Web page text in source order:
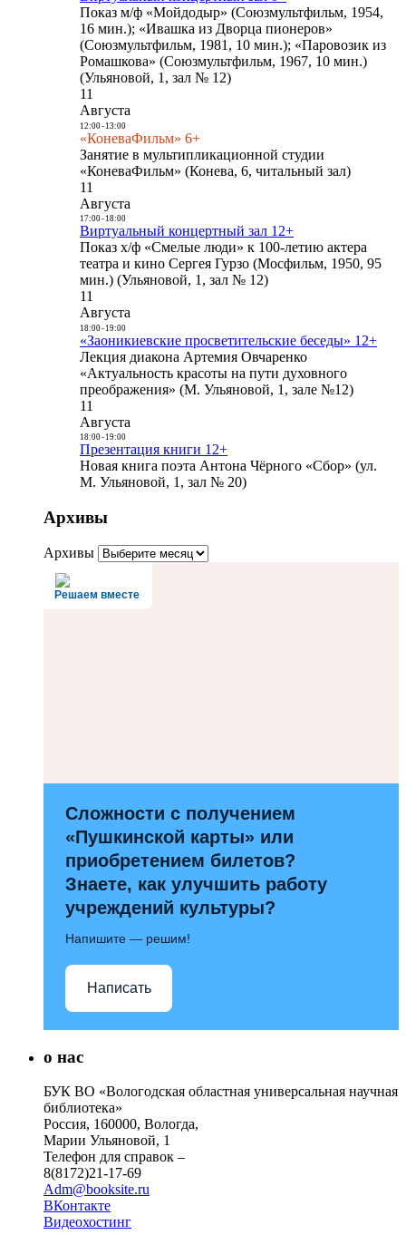
Показ м/ф «Мойдодыр» (Союзмультфильм, 1954,
16 мин.); «Ивашка из Дворца пионеров»
(Союзмультфильм, 1981, 10 мин.); «Паровозик из
Ромашкова» (Союзмультфильм, 1967, 10 мин.)
(Ульяновой, 1, зал № 12)
11
Августа
12:00- 13:00
«КоневаФильм» 6+
Занятие в мультипликационной студии
«КоневаФильм» (Конева, 6, читальный зал)
11
Августа
17:00- 18:00
Виртуальный концертный зал 12+
Показ х/ф «Смелые люди» к 100-летию актера
театра и кино Сергея Гурзо (Мосфильм, 1950, 95
мин.) (Ульяновой, 1, зал № 12)
11
Августа
18:00- 19:00
«Заоникиевские просветительские беседы» 12+
Лекция диакона Артемия Овчаренко
«Актуальность красоты на пути духовного
преображения» (М. Ульяновой, 1, зале №12)
11
Августа
18:00- 19:00
Презентация книги 12+
Новая книга поэта Антона Чёрного «Сбор» (ул.
М. Ульяновой, 1, зал № 20)
Архивы
Архивы
Решаем вместе
Сложности с получением
«Пушкинской карты» или
приобретением билетов?
Знаете, как улучшить работу
учреждений культуры?
Напишите — решим!
Написать
о нас
БУК ВО «Вологодская областная универсальная научная
библиотека»
Россия, 160000, Вологда,
Марии Ульяновой, 1
Телефон для справок –
8(8172)21-17-69
Adm@booksite.ru
ВКонтакте
Видеохостинг